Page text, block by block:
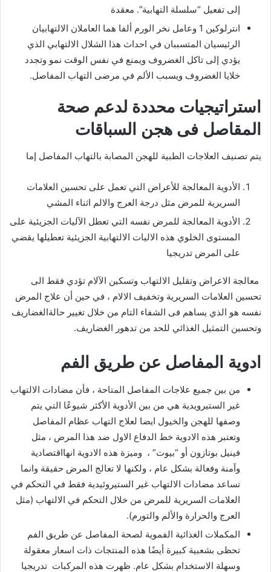
إلى تفعيل “سلسلة التهابية”. معقدة
انترلوكين 1 وعامل نخر الورم ألفا هما العاملان الالتهابيان
الرئيسيان المتسببان في احداث هذا الشلال الالتهابي الذي
يؤدي إلى تاكل الغضروف ويمنع في نفس الوقت نمو وتجدد
خلايا الغضروف ويسبب الألم في مرضى التهاب المفاصل.
استراتيجيات محددة لدعم صحة
المقاصل فى هجن السباقات
يتم تصنيف العلاجات الطبية للهجن المصابة بالتهاب المفاصل إما
الأدوية المعالجة للأعراض التي تعمل على تحسين العلامات
السريرية للمرض مثل درجة العرج والالم اثناء المشي
الأدوية المعالجة للمرض نفسه التي تعطل الآليات الجزيئية على
المستوى الخلوي هذه الاليات الالتهابية الجزيئية تعطيلها يقضي
على المرض تدريجيا
معالجة الاعراض وتقليل الالتهاب وتسكين الآلام تؤدي فقط الى
تحسين العلامات السريرية وتخفيف الالام ، في حين أن علاج المرض
نفسه هو الذي يساهم فى الشفاء التام من خلال تغيير حالةالغضاريف
وتحسين التمثيل الغذائي للحد من تدهور الغضاريف.
ادوية المفاصل عن طريق الفم
من بين جميع علاجات المفاصل المتاحة ، فأن مضادات الالتهاب
غير الستيرويدية هي من بين الأدوية الأكثر شيوعًا التي يتم
وصفها للهجن والخيول ايضا لعلاج التهاب عظام المفاصل
وتعتبر هذه الادوية خط الدفاع الاول ضد هذا المرض ، مثل
فينيل بوتازون أو “بيوت” ، وميزة هذه الادوية انهااقتصادية
وآمنة وفعالة بشكل عام ، ولكنها لا تعالج المرض حقيقة وانما
تساعد مضادات الالتهاب غير الستيروئيدية فقط في التحكم في
العلامات السريرية للمرض من خلال التحكم في الالتهاب (مثل
العرج والحرارة والألم والتورم).
المكملات الغذائية الفموية لصحة المفاصل عن طريق الفم
تحظى بشعبية كبيرة أيضًا هذه المنتجات ذات اسعار معقولة
وسهلة الاستخدام بشكل عام. ظهرت هذه المركبات تدريجيا